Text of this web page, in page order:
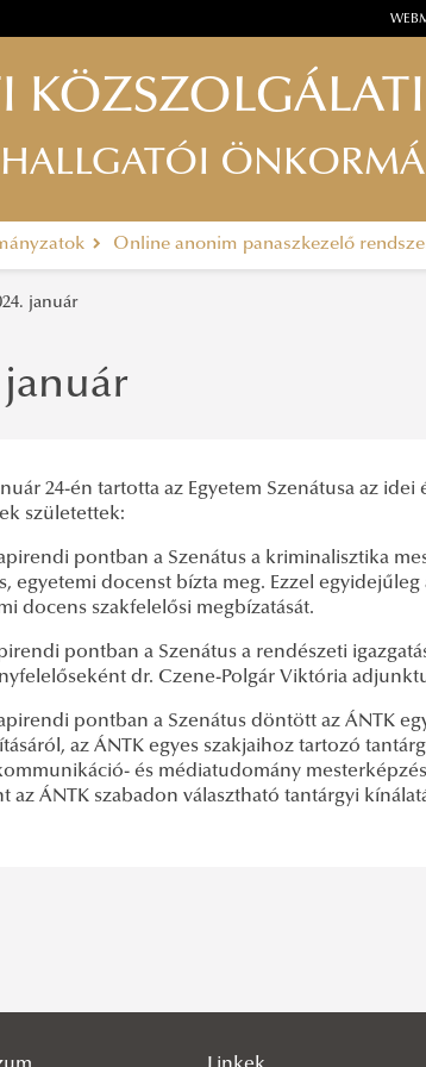
HALLGATÓI
Online anonim panaszkezelő
január
január
24-én tartotta az Egyetem Szenátusa az
születettek:
pontban a Szenátus a kriminalisztika
egyetemi docenst bízta meg. Ezzel
docens szakfelelősi megbízatását.
pontban a Szenátus a rendészeti
dr. Czene-Polgár Viktória
pontban a Szenátus döntött az ÁNTK
az ÁNTK egyes szakjaihoz tartozó
és médiatudomány
az ÁNTK szabadon választható tantárgyi